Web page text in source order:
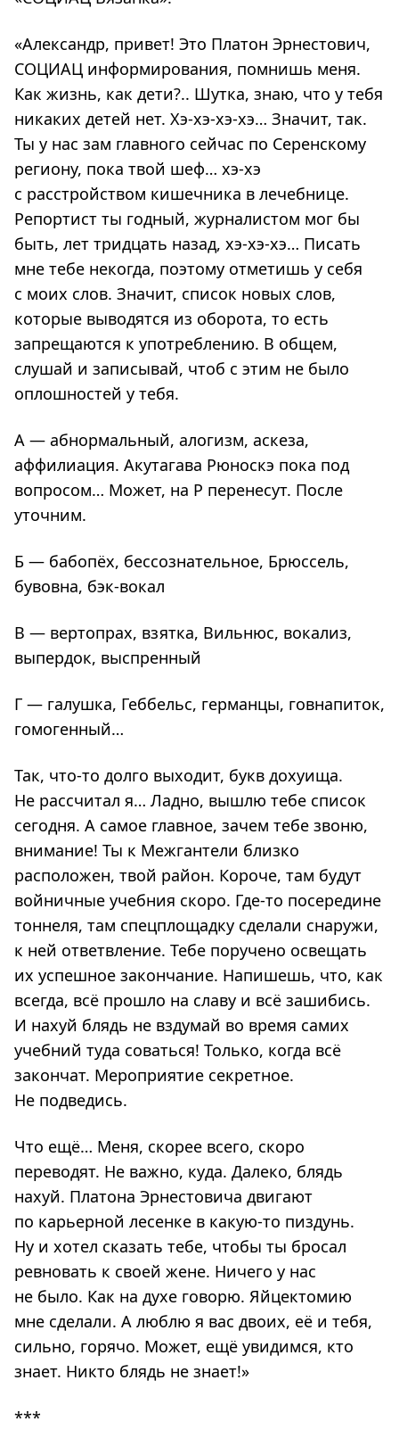
«Александр, привет! Это Платон Эрнестович,
СОЦИАЦ информирования, помнишь меня.
Как жизнь, как дети?.. Шутка, знаю, что у тебя
никаких детей нет. Хэ-хэ-хэ-хэ… Значит, так.
Ты у нас зам главного сейчас по Серенскому
региону, пока твой шеф… хэ-хэ
с расстройством кишечника в лечебнице.
Репортист ты годный, журналистом мог бы
быть, лет тридцать назад, хэ-хэ-хэ… Писать
мне тебе некогда, поэтому отметишь у себя
с моих слов. Значит, список новых слов,
которые выводятся из оборота, то есть
запрещаются к употреблению. В общем,
слушай и записывай, чтоб с этим не было
оплошностей у тебя.
А — абнормальный, алогизм, аскеза,
аффилиация. Акутагава Рюноскэ пока под
вопросом… Может, на Р перенесут. После
уточним.
Б — бабопёх, бессознательное, Брюссель,
бувовна, бэк-вокал
В — вертопрах, взятка, Вильнюс, вокализ,
выпердок, выспренный
Г — галушка, Геббельс, германцы, говнапиток,
гомогенный…
Так, что-то долго выходит, букв дохуища.
Не рассчитал я… Ладно, вышлю тебе список
сегодня. А самое главное, зачем тебе звоню,
внимание! Ты к Межгантели близко
расположен, твой район. Короче, там будут
войничные учебния скоро. Где-то посередине
тоннеля, там спецплощадку сделали снаружи,
к ней ответвление. Тебе поручено освещать
их успешное закончание. Напишешь, что, как
всегда, всё прошло на славу и всё зашибись.
И нахуй блядь не вздумай во время самих
учебний туда соваться! Только, когда всё
закончат. Мероприятие секретное.
Не подведись.
Что ещё… Меня, скорее всего, скоро
переводят. Не важно, куда. Далеко, блядь
нахуй. Платона Эрнестовича двигают
по карьерной лесенке в какую-то пиздунь.
Ну и хотел сказать тебе, чтобы ты бросал
ревновать к своей жене. Ничего у нас
не было. Как на духе говорю. Яйцектомию
мне сделали. А люблю я вас двоих, её и тебя,
сильно, горячо. Может, ещё увидимся, кто
знает. Никто блядь не знает!»
***